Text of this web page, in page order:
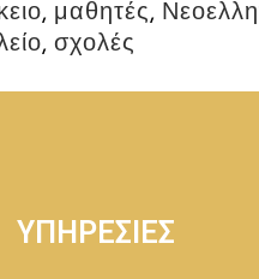
, μαθητές,
, σχολές
ΥΠΗΡΕΣΙΕΣ